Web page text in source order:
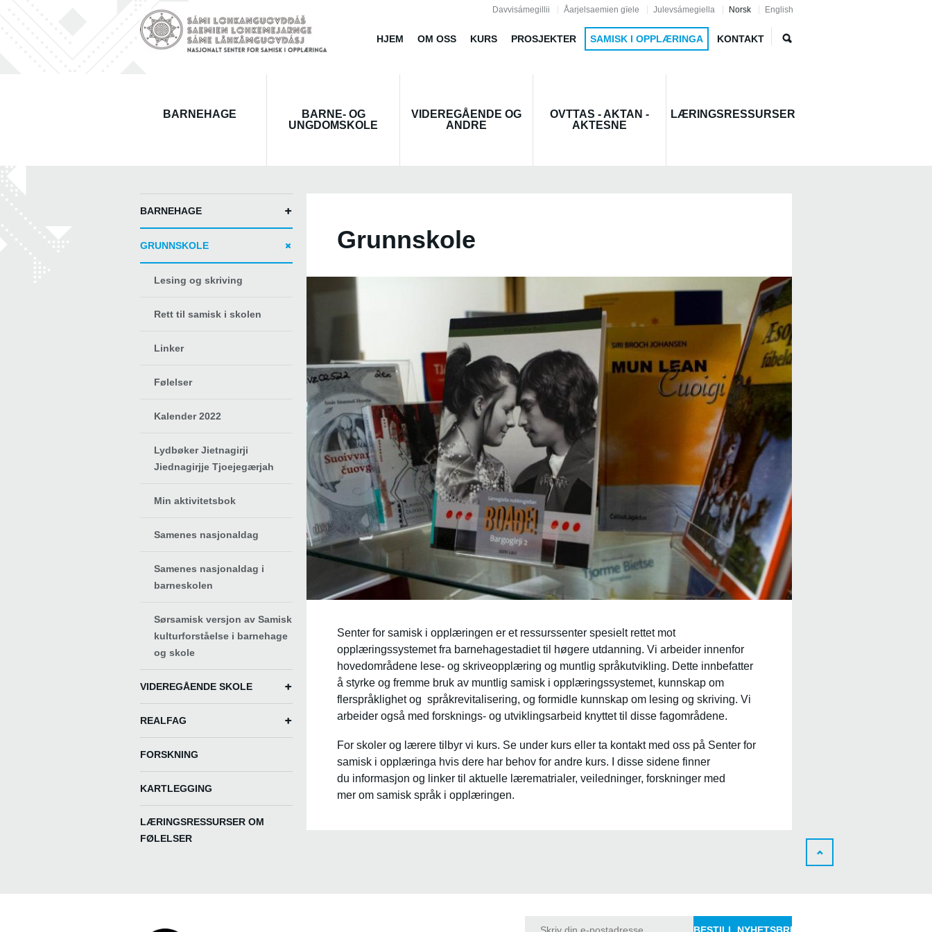
Jump to navigationDavvisámegillii Åarjelsaemien gïele Julevsámegiella Norsk English
HJEM OM OSS KURS PROSJEKTER SAMISK I OPPLÆRINGA KONTAKT
BARNEHAGE
BARNE- OG
UNGDOMSKOLE
VIDEREGÅENDE OG
ANDRE
OVTTAS - AKTAN -
AKTESNE
LÆRINGSRESSURSER
BARNEHAGE
GRUNNSKOLE
Lesing og skriving
Rett til samisk i skolen
Linker
Følelser
Kalender 2022
Lydbøker Jietnagirji
Jiednagirjje Tjoejegærjah
Min aktivitetsbok
Samenes nasjonaldag
Samenes nasjonaldag i
barneskolen
Sørsamisk versjon av Samisk
kulturforståelse i barnehage
og skole
VIDEREGÅENDE SKOLE
REALFAG
FORSKNING
KARTLEGGING
LÆRINGSRESSURSER OM
FØLELSER
Grunnskole
Senter for samisk i opplæringen er et ressurssenter spesielt rettet mot
opplæringssystemet fra barnehagestadiet til høgere utdanning. Vi arbeider innenfor
hovedområdene lese- og skriveopplæring og muntlig språkutvikling. Dette innbefatter
å styrke og fremme bruk av muntlig samisk i opplæringssystemet, kunnskap om
flerspråklighet og språkrevitalisering, og formidle kunnskap om lesing og skriving. Vi
arbeider også med forsknings- og utviklingsarbeid knyttet til disse fagområdene.
For skoler og lærere tilbyr vi kurs. Se under kurs eller ta kontakt med oss på Senter for
samisk i opplæringa hvis dere har behov for andre kurs. I disse sidene finner
du informasjon og linker til aktuelle lærematrialer, veiledninger, forskninger med
mer om samisk språk i opplæringen.